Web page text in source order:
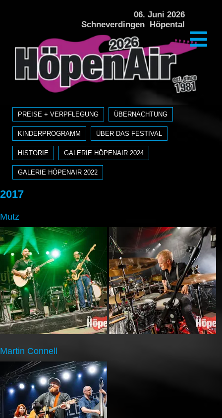
06. Juni 2026
Schneverdingen Höpental
NAVIGATION ÜBERSPRINGEN
PREISE + VERPFLEGUNG ÜBERNACHTUNG
KINDERPROGRAMM ÜBER DAS FESTIVAL
HISTORIE GALERIE HÖPENAIR 2024
GALERIE HÖPENAIR 2022
2017
Mutz
Martin Connell
PREISE + VERPFLEGUNG
ÜBERNACHTUNG
KINDERPROGRAMM
ÜBER DAS FESTIVAL
HISTORIE
GALERIE HÖPENAIR 2024